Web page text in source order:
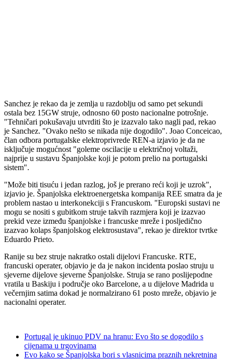
Sanchez je rekao da je zemlja u razdoblju od samo pet sekundi
ostala bez 15GW struje, odnosno 60 posto nacionalne potrošnje.
"Tehničari pokušavaju utvrditi što je izazvalo tako nagli pad, rekao
je Sanchez. "Ovako nešto se nikada nije dogodilo". Joao Conceicao,
član odbora portugalske elektroprivrede REN-a izjavio je da ne
isključuje mogućnost "goleme oscilacije u električnoj voltaži,
najprije u sustavu Španjolske koji je potom prelio na portugalski
sistem".
"Može biti tisuću i jedan razlog, još je prerano reći koji je uzrok",
izjavio je. Španjolska elektroenergetska kompanija REE smatra da je
problem nastao u interkonekciji s Francuskom. "Europski sustavi ne
mogu se nositi s gubitkom struje takvih razmjera koji je izazvao
prekid veze između španjolske i francuske mreže i posljedično
izazvao kolaps španjolskog elektrosustava", rekao je direktor tvrtke
Eduardo Prieto.
Ranije su bez struje nakratko ostali dijelovi Francuske. RTE,
francuski operater, objavio je da je nakon incidenta poslao struju u
sjeverne dijelove sjeverne Španjolske. Struja se rano poslijepodne
vratila u Baskiju i područje oko Barcelone, a u dijelove Madrida u
večernjim satima dokad je normalzirano 61 posto mreže, objavio je
nacionalni operater.
Portugal je ukinuo PDV na hranu: Evo što se dogodilo s
cijenama u trgovinama
Evo kako se Španjolska bori s vlasnicima praznih nekretnina